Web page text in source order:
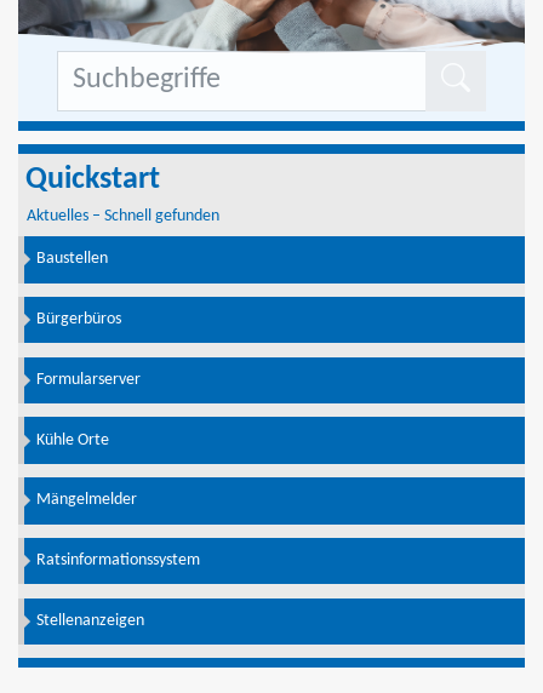
Quickstart
Aktuelles – Schnell gefunden
Baustellen
Bürgerbüros
Formularserver
Kühle Orte
Mängelmelder
Ratsinformationssystem
Stellenanzeigen